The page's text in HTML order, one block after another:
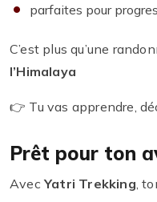
parfaites pour
C’est plus qu’une
l’Himalaya
👉 Tu vas apprendre,
Prêt pour ton
AvecYatri Trekking ,